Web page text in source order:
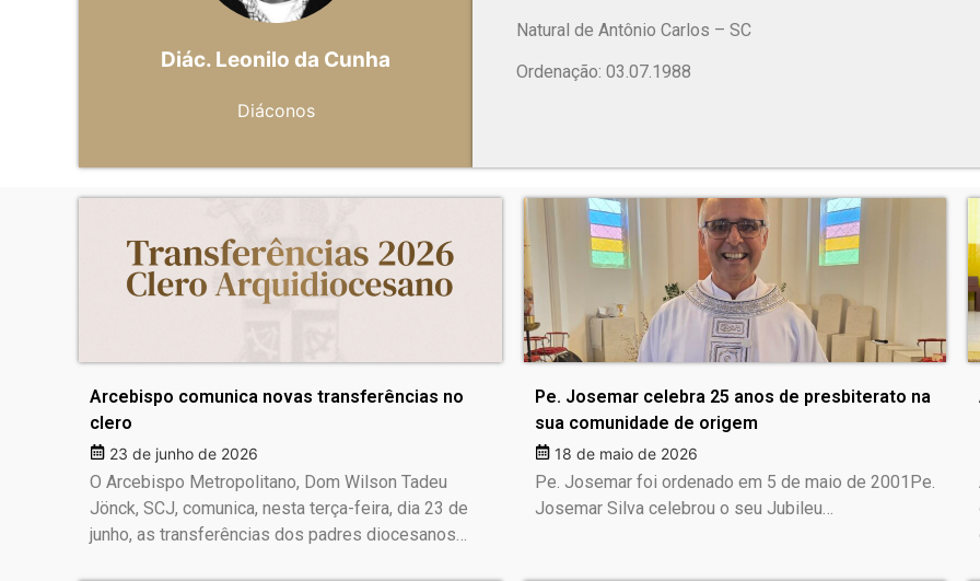
Diác. Leonilo da Cunha
Diáconos
Natural de Antônio Carlos – SC
Ordenação: 03.07.1988
Arcebispo comunica novas transferências no
clero
23 de junho de 2026
O Arcebispo Metropolitano, Dom Wilson Tadeu
Jönck, SCJ, comunica, nesta terça-feira, dia 23 de
junho, as transferências dos padres diocesanos…
Pe. Josemar celebra 25 anos de presbiterato na
sua comunidade de origem
18 de maio de 2026
Pe. Josemar foi ordenado em 5 de maio de 2001Pe.
Josemar Silva celebrou o seu Jubileu…